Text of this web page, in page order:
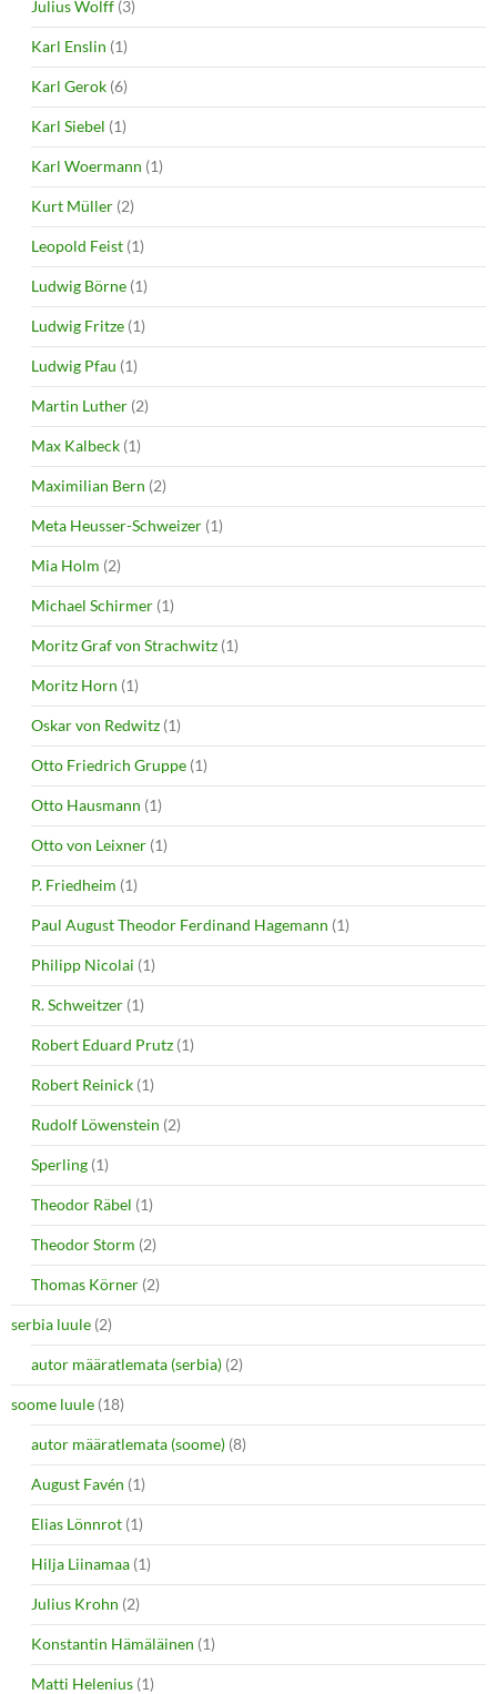
Julius Wolff (3)
Karl Enslin (1)
Karl Gerok (6)
Karl Siebel (1)
Karl Woermann (1)
Kurt Müller (2)
Leopold Feist (1)
Ludwig Börne (1)
Ludwig Fritze (1)
Ludwig Pfau (1)
Martin Luther (2)
Max Kalbeck (1)
Maximilian Bern (2)
Meta Heusser-Schweizer (1)
Mia Holm (2)
Michael Schirmer (1)
Moritz Graf von Strachwitz (1)
Moritz Horn (1)
Oskar von Redwitz (1)
Otto Friedrich Gruppe (1)
Otto Hausmann (1)
Otto von Leixner (1)
P. Friedheim (1)
Paul August Theodor Ferdinand Hagemann (1)
Philipp Nicolai (1)
R. Schweitzer (1)
Robert Eduard Prutz (1)
Robert Reinick (1)
Rudolf Löwenstein (2)
Sperling (1)
Theodor Räbel (1)
Theodor Storm (2)
Thomas Körner (2)
serbia luule (2)
autor määratlemata (serbia) (2)
soome luule (18)
autor määratlemata (soome) (8)
August Favén (1)
Elias Lönnrot (1)
Hilja Liinamaa (1)
Julius Krohn (2)
Konstantin Hämäläinen (1)
Matti Helenius (1)